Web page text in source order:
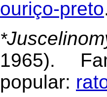
ouriço-preto
*
1965).
popular: